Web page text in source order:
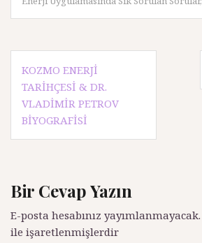
Y
ı
o
l
a
KOZMO ENERJI
TARIHÇESI & DR.
VLADIMIR PETROV
BIYOGRAFISI
Bir Cevap Yazın
E-posta hesabınız yayımlanmayacak.
ile işaretlenmişlerdir